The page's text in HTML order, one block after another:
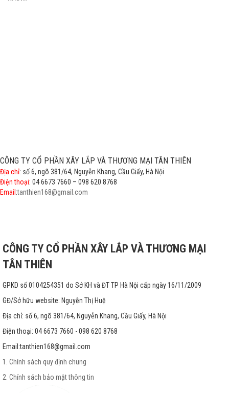
CÔNG TY CỔ PHẦN XÂY LẮP VÀ THƯƠNG MẠI TÂN THIÊN
Địa chỉ: số 6, ngõ 381/64, Nguyễn Khang, Cầu Giấy, Hà Nội
Điện thoại: 04 6673 7660 – 098 620 8768
Email :tanthien168@gmail.com
CÔNG TY CỔ PHẦN XÂY LẮP VÀ THƯƠNG MẠI
TÂN THIÊN
GPKD số 0104254351 do Sở KH và ĐT TP Hà Nội cấp ngày 16/11/2009
GĐ/Sở hữu website: Nguyễn Thị Huệ
Địa chỉ: số 6, ngõ 381/64, Nguyễn Khang, Cầu Giấy, Hà Nội
Điện thoại: 04 6673 7660 - 098 620 8768
Email:tanthien168@gmail.com
1. Chính sách quy định chung
2. Chính sách bảo mật thông tin